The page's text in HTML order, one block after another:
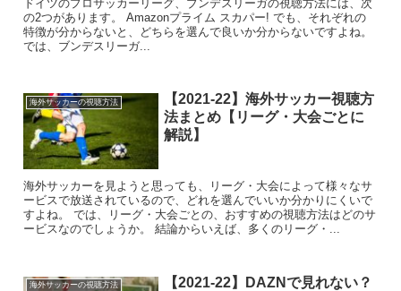
ドイツのプロサッカーリーグ、ブンデスリーガの視聴方法には、次
の2つがあります。 Amazonプライム スカパー! でも、それぞれの
特徴が分からないと、どちらを選んで良いか分からないですよね。
では、ブンデスリーガ...
海外サッカーの視聴方法
【2021-22】海外サッカー視聴方
法まとめ【リーグ・大会ごとに
解説】
海外サッカーを見ようと思っても、リーグ・大会によって様々なサ
ービスで放送されているので、どれを選んでいいか分かりにくいで
すよね。 では、リーグ・大会ごとの、おすすめの視聴方法はどのサ
ービスなのでしょうか。 結論からいえば、多くのリーグ・...
海外サッカーの視聴方法
【2021-22】DAZNで見れない？